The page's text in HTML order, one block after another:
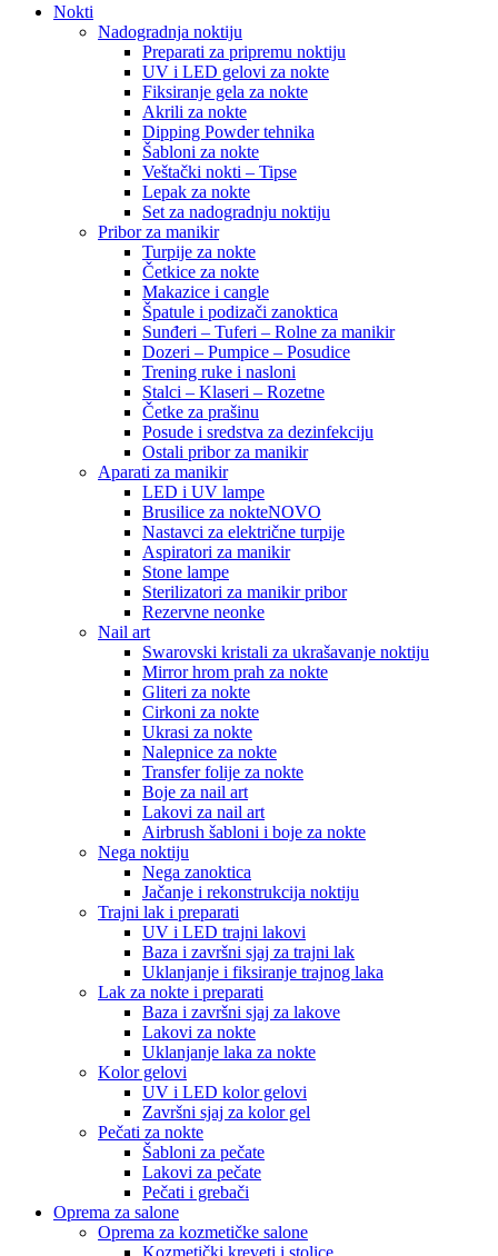
Nokti
Nadogradnja noktiju
Preparati za pripremu noktiju
UV i LED gelovi za nokte
Fiksiranje gela za nokte
Akrili za nokte
Dipping Powder tehnika
Šabloni za nokte
Veštački nokti – Tipse
Lepak za nokte
Set za nadogradnju noktiju
Pribor za manikir
Turpije za nokte
Četkice za nokte
Makazice i cangle
Špatule i podizači zanoktica
Sunđeri – Tuferi – Rolne za manikir
Dozeri – Pumpice – Posudice
Trening ruke i nasloni
Stalci – Klaseri – Rozetne
Četke za prašinu
Posude i sredstva za dezinfekciju
Ostali pribor za manikir
Aparati za manikir
LED i UV lampe
Brusilice za nokteNOVO
Nastavci za električne turpije
Aspiratori za manikir
Stone lampe
Sterilizatori za manikir pribor
Rezervne neonke
Nail art
Swarovski kristali za ukrašavanje noktiju
Mirror hrom prah za nokte
Gliteri za nokte
Cirkoni za nokte
Ukrasi za nokte
Nalepnice za nokte
Transfer folije za nokte
Boje za nail art
Lakovi za nail art
Airbrush šabloni i boje za nokte
Nega noktiju
Nega zanoktica
Jačanje i rekonstrukcija noktiju
Trajni lak i preparati
UV i LED trajni lakovi
Baza i završni sjaj za trajni lak
Uklanjanje i fiksiranje trajnog laka
Lak za nokte i preparati
Baza i završni sjaj za lakove
Lakovi za nokte
Uklanjanje laka za nokte
Kolor gelovi
UV i LED kolor gelovi
Završni sjaj za kolor gel
Pečati za nokte
Šabloni za pečate
Lakovi za pečate
Pečati i grebači
Oprema za salone
Oprema za kozmetičke salone
Kozmetički kreveti i stolice